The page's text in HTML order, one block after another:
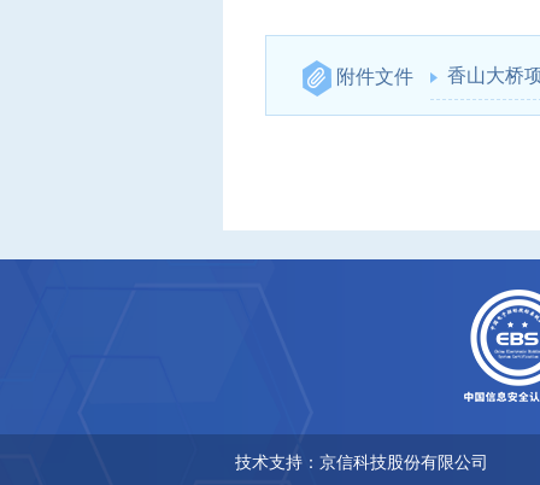
附件文件 香山大桥
技术支持：京信科技股份有限公司